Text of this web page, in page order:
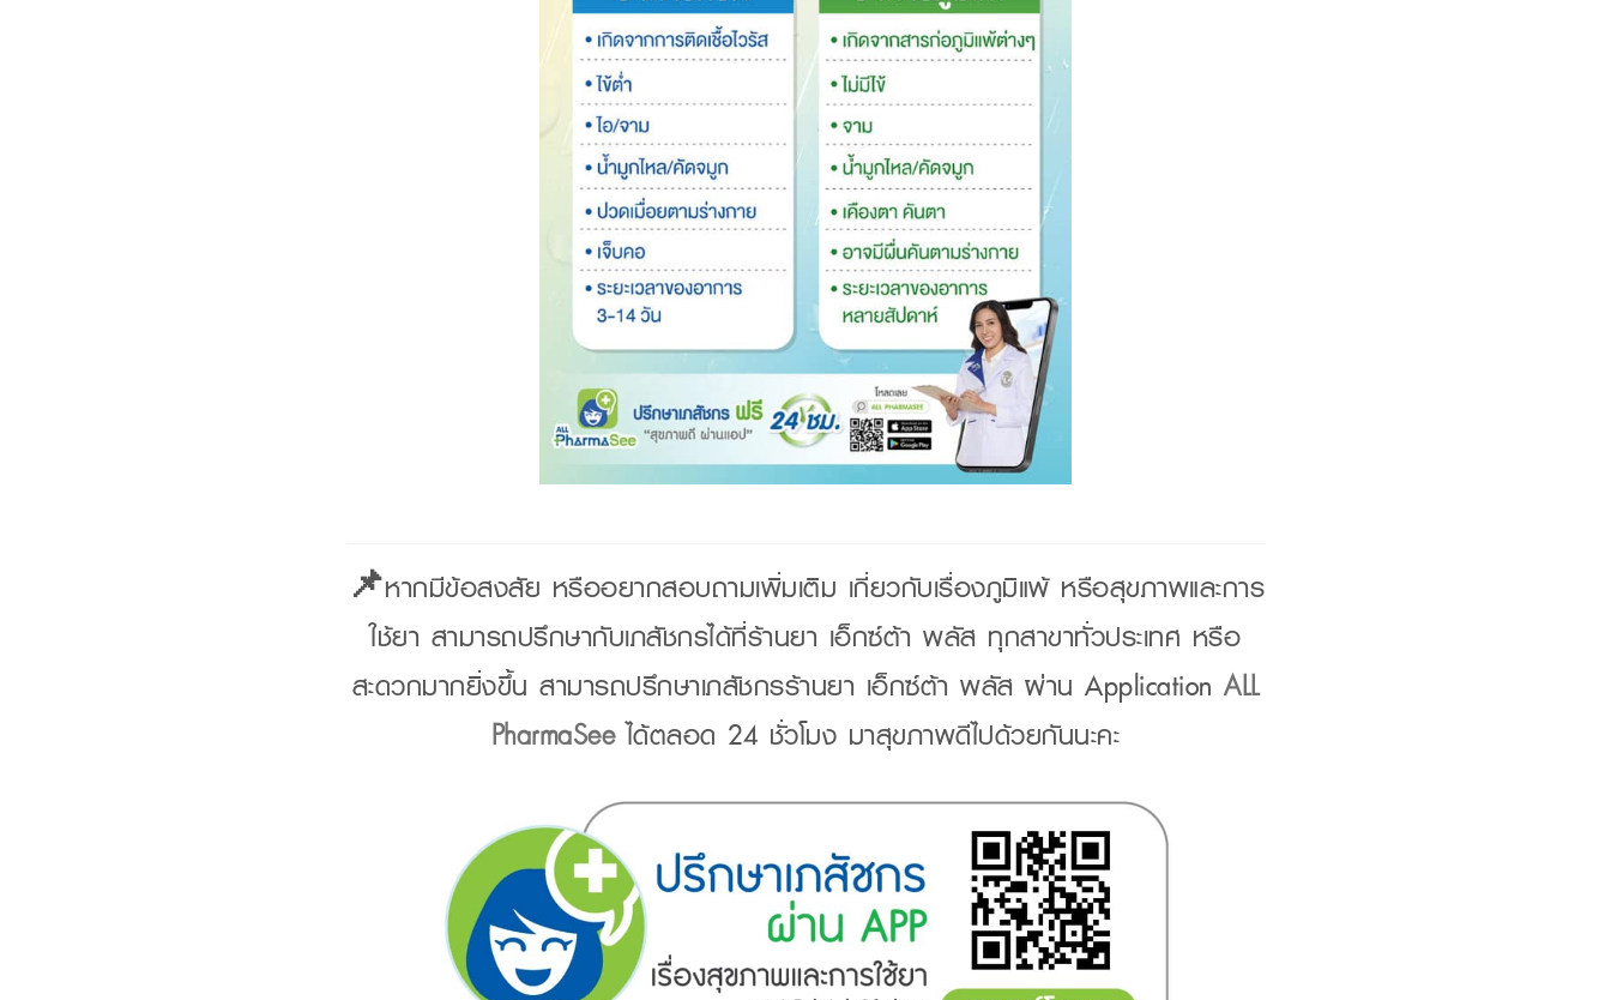
📌หากมีข้อสงสัย หรืออยากสอบถามเพิ่มเติม เกี่ยวกับเรื่องภูมิแพ้ หรือสุขภาพและการ
ใช้ยา สามารถปรึกษากับเภสัชกรได้ที่ร้านยา เอ็กซ์ต้า พลัส ทุกสาขาทั่วประเทศ หรือ
สะดวกมากยิ่งขึ้น สามารถปรึกษาเภสัชกรร้านยา เอ็กซ์ต้า พลัส ผ่าน Application ALL
PharmaSeeได้ตลอด 24 ชั่วโมง มาสุขภาพดีไปด้วยกันนะคะ